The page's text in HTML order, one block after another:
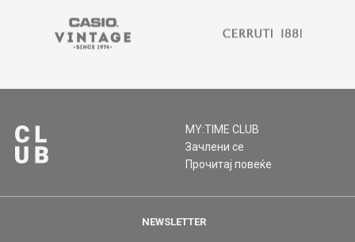
MY:TIME CLUB
Зачлени се
Прочитај повеќе
NEWSLETTER